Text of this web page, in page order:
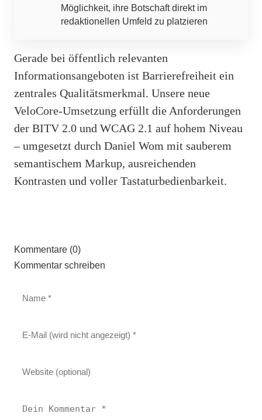
Möglichkeit, ihre Botschaft direkt im
redaktionellen Umfeld zu platzieren
Gerade bei öffentlich relevanten
Informationsangeboten ist Barrierefreiheit ein
zentrales Qualitätsmerkmal. Unsere neue
VeloCore-Umsetzung erfüllt die Anforderungen
der BITV 2.0 und WCAG 2.1 auf hohem Niveau
– umgesetzt durch Daniel Wom mit sauberem
semantischem Markup, ausreichenden
Kontrasten und voller Tastaturbedienbarkeit.
Kommentare (0)
Kommentar schreiben